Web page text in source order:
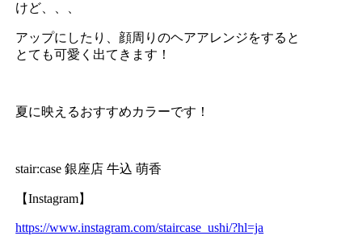
けど、、、
アップにしたり、顔周りのヘアアレンジをすると
とても可愛く出てきます！
夏に映えるおすすめカラーです！
stair:case 銀座店 牛込 萌香
【Instagram】
https://www.instagram.com/staircase_ushi/?hl=ja